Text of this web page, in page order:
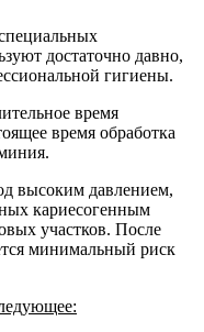
достаточно давно,
гигиены.
время
время обработка
высоким давлением,
кариесогенным
участков. После
минимальный риск